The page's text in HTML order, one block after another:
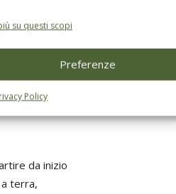
su questi scopi
Preferenze
Policy
drupe; può
Colletotrichum
da inizio
terra,